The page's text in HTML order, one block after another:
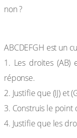
non ?
ABCDEFGH est un
1. Les droites (AB)
réponse.
2. Justifie que (IJ) et
3. Construis le point
4. Justifie que les